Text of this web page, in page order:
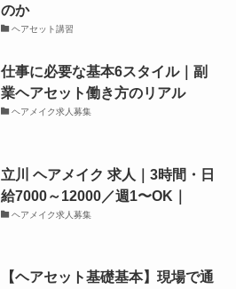
のか
ヘアセット講習
仕事に必要な基本6スタイル｜副
業ヘアセット働き方のリアル
ヘアメイク求人募集
立川 ヘアメイク 求人｜3時間・日
給7000～12000／週1〜OK｜
ヘアメイク求人募集
【ヘアセット基礎基本】現場で通